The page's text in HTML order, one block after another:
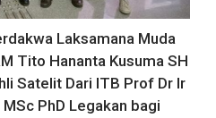
Laksamana Muda
Tito Hananta Kusuma SH
Satelit Dari ITB Prof Dr Ir
PhD Legakan bagi